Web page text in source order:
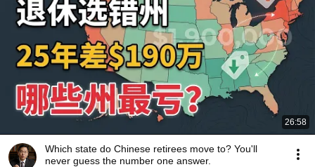
26:58
Which state do Chinese retirees move to? You'll
never guess the number one answer.